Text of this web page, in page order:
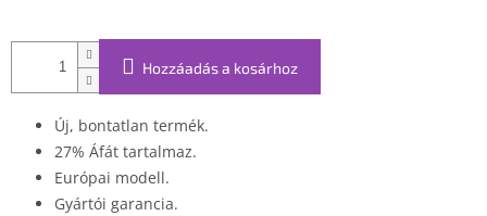
Hozzáadás a kosárhoz
Új, bontatlan termék.
27% Áfát tartalmaz.
Európai modell.
Gyártói garancia.